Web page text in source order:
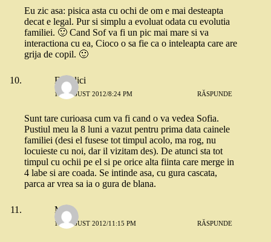
Eu zic asa: pisica asta cu ochi de om e mai desteapta
decat e legal. Pur si simplu a evoluat odata cu evolutia
familiei. 🙂 Cand Sof va fi un pic mai mare si va
interactiona cu ea, Cioco o sa fie ca o inteleapta care are
grija de copil. 🙂
Fimolici
17 AUGUST 2012/8:24 PM RĂSPUNDE
Sunt tare curioasa cum va fi cand o va vedea Sofia.
Pustiul meu la 8 luni a vazut pentru prima data cainele
familiei (desi el fusese tot timpul acolo, ma rog, nu
locuieste cu noi, dar il vizitam des). De atunci sta tot
timpul cu ochii pe el si pe orice alta fiinta care merge in
4 labe si are coada. Se intinde asa, cu gura cascata,
parca ar vrea sa ia o gura de blana.
Mira
17 AUGUST 2012/11:15 PM RĂSPUNDE